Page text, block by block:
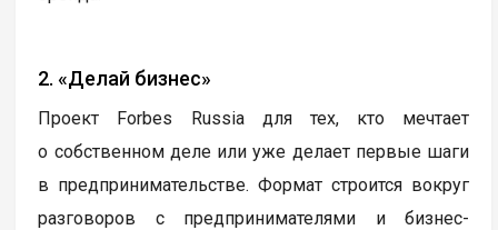
2. «Делай бизнес»
Проект Forbes Russia для тех, кто мечтает
о собственном деле или уже делает первые шаги
в предпринимательстве. Формат строится вокруг
разговоров с предпринимателями и бизнес-